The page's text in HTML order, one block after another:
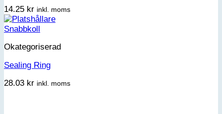
14.25 kr inkl. moms
Snabbkoll
Okategoriserad
Sealing Ring
28.03 kr inkl. moms